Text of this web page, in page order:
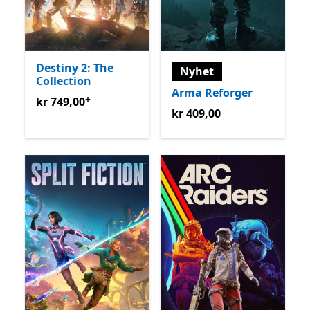
Destiny 2: The
Collection
kr 749,00Tilbyr kjøp i appen
kr 749,00+
Nyhet
Arma Reforger
kr 409,00
kr 409,00